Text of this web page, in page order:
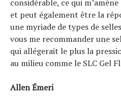
considérable, ce qui
et peut également être la
une myriade de types de
vous me recommander une
qui allégerait le plus la
au milieu comme le SLC Gel
Allen Émeri
À propos